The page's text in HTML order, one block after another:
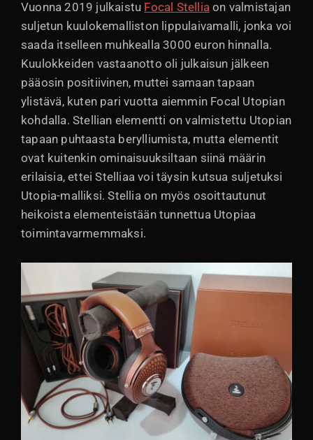
Vuonna 2019 julkaistu Focal Stelliaon valmistajan
suljetun kuulokemalliston lippulaivamalli, jonka voi
saada itselleen muhkealla 3000 euron hinnalla.
Kuulokkeiden vastaanotto oli julkaisun jälkeen
pääosin positiivinen, muttei samaan tapaan
ylistävä, kuten pari vuotta aiemmin Focal Utopian
kohdalla. Stellian elementti on valmistettu Utopian
tapaan puhtaasta berylliumista, mutta elementit
ovat kuitenkin ominaisuuksiltaan siinä määrin
erilaisia, ettei Stelliaa voi täysin kutsua suljetuksi
Utopia-malliksi. Stellia on myös osoittautunut
heikoista elementeistään tunnettua Utopiaa
toimintavarmemmaksi.